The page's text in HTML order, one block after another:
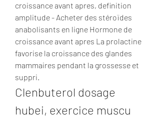
croissance avant apres, definition
amplitude - Acheter des stéroïdes
anabolisants en ligne Hormone de
croissance avant apres La prolactine
favorise la croissance des glandes
mammaires pendant la grossesse et
suppri.
Clenbuterol dosage
hubei, exercice muscu